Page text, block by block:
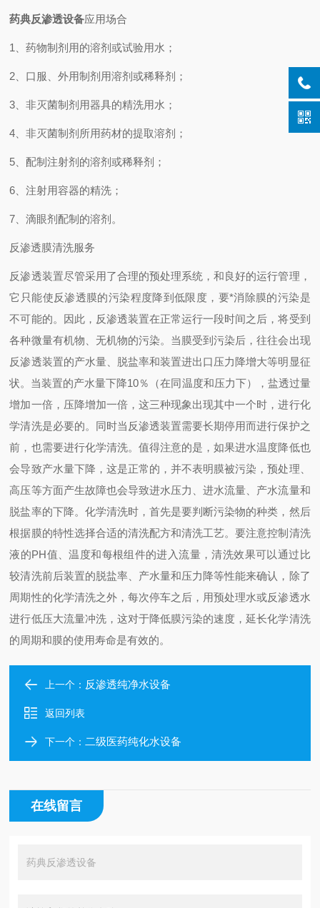
药典反渗透设备应用场合
1、药物制剂用的溶剂或试验用水；
2、口服、外用制剂用溶剂或稀释剂；
3、非灭菌制剂用器具的精洗用水；
4、非灭菌制剂所用药材的提取溶剂；
5、配制注射剂的溶剂或稀释剂；
6、注射用容器的精洗；
7、滴眼剂配制的溶剂。
反渗透膜清洗服务
反渗透装置尽管采用了合理的预处理系统，和良好的运行管理，
它只能使反渗透膜的污染程度降到低限度，要*消除膜的污染是
不可能的。因此，反渗透装置在正常运行一段时间之后，将受到
各种微量有机物、无机物的污染。当膜受到污染后，往往会出现
反渗透装置的产水量、脱盐率和装置进出口压力降增大等明显征
状。当装置的产水量下降10％（在同温度和压力下），盐透过量
增加一倍，压降增加一倍，这三种现象出现其中一个时，进行化
学清洗是必要的。同时当反渗透装置需要长期停用而进行保护之
前，也需要进行化学清洗。值得注意的是，如果进水温度降低也
会导致产水量下降，这是正常的，并不表明膜被污染，预处理、
高压等方面产生故障也会导致进水压力、进水流量、产水流量和
脱盐率的下降。化学清洗时，首先是要判断污染物的种类，然后
根据膜的特性选择合适的清洗配方和清洗工艺。要注意控制清洗
液的PH值、温度和每根组件的进入流量，清洗效果可以通过比
较清洗前后装置的脱盐率、产水量和压力降等性能来确认，除了
周期性的化学清洗之外，每次停车之后，用预处理水或反渗透水
进行低压大流量冲洗，这对于降低膜污染的速度，延长化学清洗
的周期和膜的使用寿命是有效的。
上一个： 反渗透纯净水设备
返回列表
下一个： 二级医药纯化水设备
在线留言